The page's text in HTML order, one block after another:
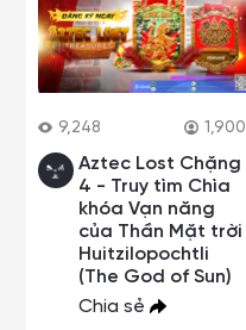
9,248 1,900
Aztec Lost Chặng
4 - Truy tìm Chìa
khóa Vạn năng
của Thần Mặt trời
Huitzilopochtli
(The God of Sun)
Chia sẻ